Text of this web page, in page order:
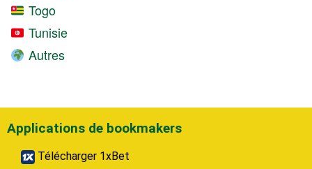
Togo
Tunisie
Autres
Applications de bookmakers
Télécharger 1xBet